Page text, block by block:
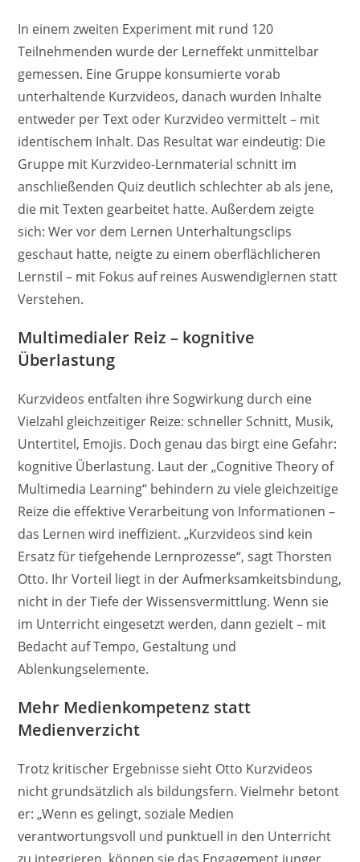
In einem zweiten Experiment mit rund 120
Teilnehmenden wurde der Lerneffekt unmittelbar
gemessen. Eine Gruppe konsumierte vorab
unterhaltende Kurzvideos, danach wurden Inhalte
entweder per Text oder Kurzvideo vermittelt – mit
identischem Inhalt. Das Resultat war eindeutig: Die
Gruppe mit Kurzvideo-Lernmaterial schnitt im
anschließenden Quiz deutlich schlechter ab als jene,
die mit Texten gearbeitet hatte. Außerdem zeigte
sich: Wer vor dem Lernen Unterhaltungsclips
geschaut hatte, neigte zu einem oberflächlicheren
Lernstil – mit Fokus auf reines Auswendiglernen statt
Verstehen.
Multimedialer Reiz – kognitive
Überlastung
Kurzvideos entfalten ihre Sogwirkung durch eine
Vielzahl gleichzeitiger Reize: schneller Schnitt, Musik,
Untertitel, Emojis. Doch genau das birgt eine Gefahr:
kognitive Überlastung. Laut der „Cognitive Theory of
Multimedia Learning“ behindern zu viele gleichzeitige
Reize die effektive Verarbeitung von Informationen –
das Lernen wird ineffizient. „Kurzvideos sind kein
Ersatz für tiefgehende Lernprozesse“, sagt Thorsten
Otto. Ihr Vorteil liegt in der Aufmerksamkeitsbindung,
nicht in der Tiefe der Wissensvermittlung. Wenn sie
im Unterricht eingesetzt werden, dann gezielt – mit
Bedacht auf Tempo, Gestaltung und
Ablenkungselemente.
Mehr Medienkompetenz statt
Medienverzicht
Trotz kritischer Ergebnisse sieht Otto Kurzvideos
nicht grundsätzlich als bildungsfern. Vielmehr betont
er: „Wenn es gelingt, soziale Medien
verantwortungsvoll und punktuell in den Unterricht
zu integrieren, können sie das Engagement junger